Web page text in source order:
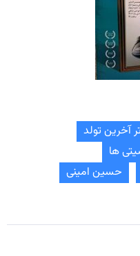
آخرین تولد
ها
حسین امینی